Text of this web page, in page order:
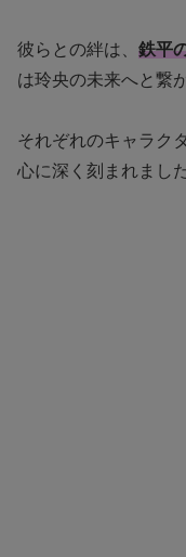
彼らとの絆は、 鉄平
は玲央の未来へと繋
それぞれのキャラク
心に深く刻まれました